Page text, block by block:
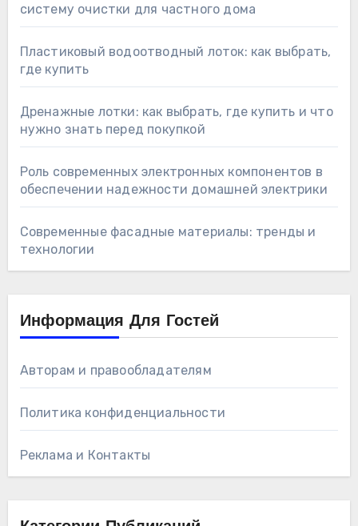
систему очистки для частного дома
Пластиковый водоотводный лоток: как выбрать,
где купить
Дренажные лотки: как выбрать, где купить и что
нужно знать перед покупкой
Роль современных электронных компонентов в
обеспечении надежности домашней электрики
Современные фасадные материалы: тренды и
технологии
Информация Для Гостей
Авторам и правообладателям
Политика конфиденциальности
Реклама и Контакты